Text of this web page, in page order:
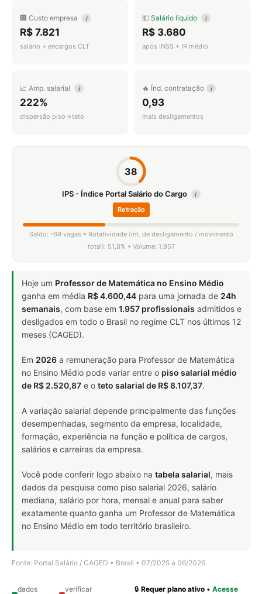
🏢 Custo empresa i
R$ 7.821
salário + encargos CLT
💵 Salário líquido i
R$ 3.680
após INSS + IR médio
📈 Amp. salarial i
222%
dispersão piso→teto
🔥 Índ. contratação i
0,93
mais desligamentos
38
IPS - Índice Portal Salário do Cargo i
Retração
Saldo: -69 vagas • Rotatividade (int. de desligamento / movimento
total): 51,8% • Volume: 1.957
Hoje um Professor de Matemática no Ensino Médio
ganha em média R$ 4.600,44 para uma jornada de 24h
semanais, com base em 1.957 profissionais admitidos e
desligados em todo o Brasil no regime CLT nos últimos 12
meses (CAGED).
Em 2026 a remuneração para Professor de Matemática
no Ensino Médio pode variar entre o piso salarial médio
de R$ 2.520,87 e o teto salarial de R$ 8.107,37.
A variação salarial depende principalmente das funções
desempenhadas, segmento da empresa, localidade,
formação, experiência na função e política de cargos,
salários e carreiras da empresa.
Você pode conferir logo abaixo na tabela salarial, mais
dados da pesquisa como piso salarial 2026, salário
mediana, salário por hora, mensal e anual para saber
exatamente quanto ganha um Professor de Matemática
no Ensino Médio em todo território brasileiro.
Fonte: Portal Salário / CAGED • Brasil • 07/2025 a 06/2026
dados
verificar
🔒Requer plano ativo •Acesse